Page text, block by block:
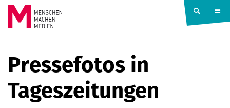
Springe zum Inhalt
MACHEN
MEDIEN
Pressefotos in
Tageszeitungen